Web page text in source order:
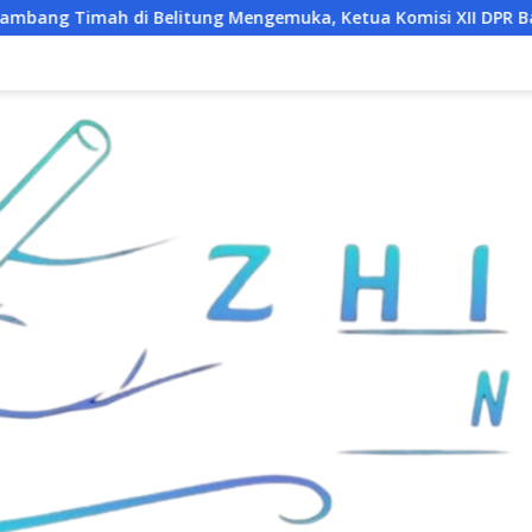
Mengemuka, Ketua Komisi XII DPR Bambang Patijaya